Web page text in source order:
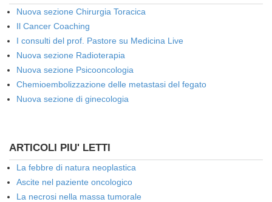
Nuova sezione Chirurgia Toracica
Il Cancer Coaching
I consulti del prof. Pastore su Medicina Live
Nuova sezione Radioterapia
Nuova sezione Psicooncologia
Chemioembolizzazione delle metastasi del fegato
Nuova sezione di ginecologia
ARTICOLI PIU' LETTI
La febbre di natura neoplastica
Ascite nel paziente oncologico
La necrosi nella massa tumorale